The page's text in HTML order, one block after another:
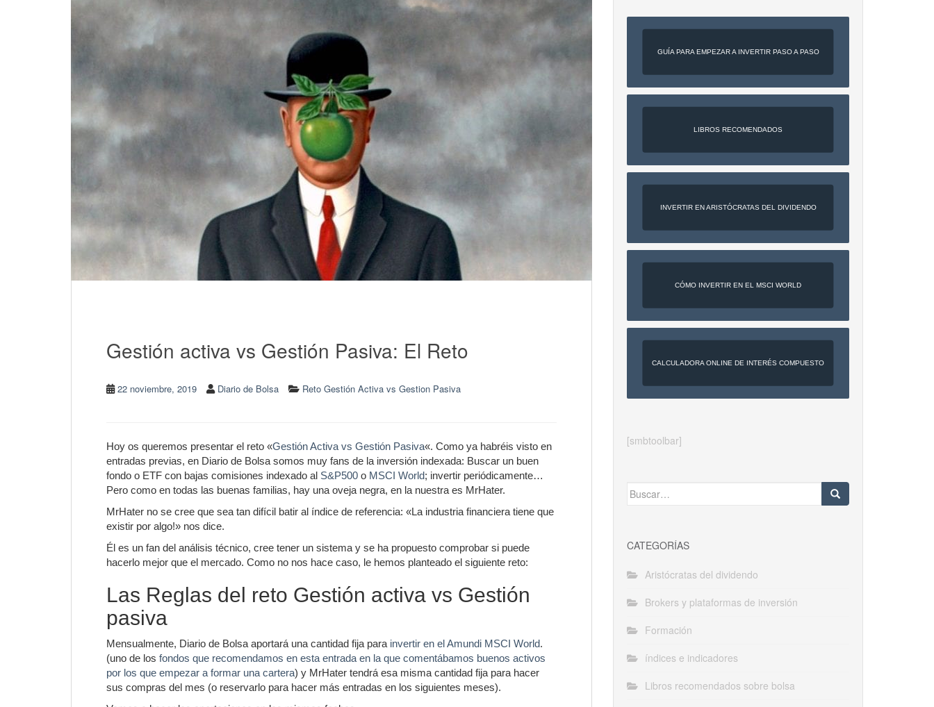
Gestión activa vs Gestión Pasiva: El Reto
22 noviembre, 2019 Diario de Bolsa Reto Gestión Activa vs Gestion Pasiva
Hoy os queremos presentar el reto «Gestión Activa vs Gestión Pasiva«. Como ya habréis visto en
entradas previas, en Diario de Bolsa somos muy fans de la inversión indexada: Buscar un buen
fondo o ETF con bajas comisiones indexado al S&P500 o MSCI World; invertir periódicamente…
Pero como en todas las buenas familias, hay una oveja negra, en la nuestra es MrHater.
MrHater no se cree que sea tan difícil batir al índice de referencia: «La industria financiera tiene que
existir por algo!» nos dice.
Él es un fan del análisis técnico, cree tener un sistema y se ha propuesto comprobar si puede
hacerlo mejor que el mercado. Como no nos hace caso, le hemos planteado el siguiente reto:
Las Reglas del reto Gestión activa vs Gestión
pasiva
Mensualmente, Diario de Bolsa aportará una cantidad fija para invertir en el Amundi MSCI World.
(uno de los fondos que recomendamos en esta entrada en la que comentábamos buenos activos
por los que empezar a formar una cartera) y MrHater tendrá esa misma cantidad fija para hacer
sus compras del mes (o reservarlo para hacer más entradas en los siguientes meses).
GUÍA PARA EMPEZAR A INVERTIR PASO A PASO
LIBROS RECOMENDADOS
INVERTIR EN ARISTÓCRATAS DEL DIVIDENDO
CÓMO INVERTIR EN EL MSCI WORLD
CALCULADORA ONLINE DE INTERÉS COMPUESTO
[smbtoolbar]
Buscar:
CATEGORÍAS
Aristócratas del dividendo
Brokers y plataformas de inversión
Formación
índices e indicadores
Libros recomendados sobre bolsa